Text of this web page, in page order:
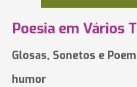
Poesia em Vários
Glosas, Sonetos e
humor